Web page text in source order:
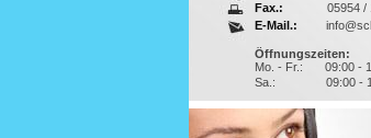
Fax.:
05954 /
E-Mail.:
Öffnungszeiten:
Mo. - Fr.:
09:00 -
Sa.:
09:00 -